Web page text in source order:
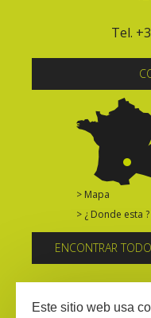
Tel.
> Mapa
> ¿ Donde esta ?
ENCONTRAR
Este sitio web usa